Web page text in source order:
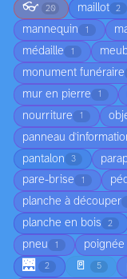
👓 20 maillot 2
mannequin 1
médaille 1
monument funéraire
mur en pierre 1
nourriture 1
panneau
pantalon 3
pare-brise 1
planche à découper
planche en bois 2
pneu 1
🌉 2 🚪 5